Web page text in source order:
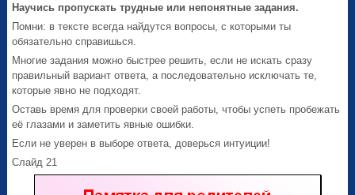
Научись пропускать трудные или непонятные задания.
Помни: в тексте всегда найдутся вопросы, с которыми ты
обязательно справишься.
Многие задания можно быстрее решить, если не искать сразу
правильный вариант ответа, а последовательно исключать те,
которые явно не подходят.
Оставь время для проверки своей работы, чтобы успеть пробежать
её глазами и заметить явные ошибки.
Если не уверен в выборе ответа, доверься интуиции!
Слайд 21